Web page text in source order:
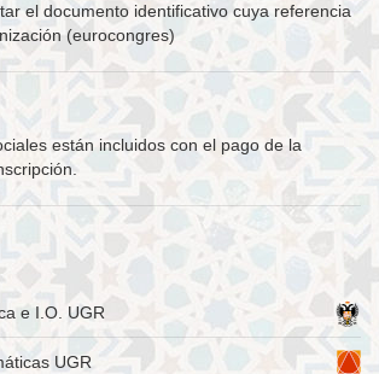
el documento identificativo cuya referencia
(eurocongres)
están incluidos con el pago de la
e I.O. UGR
UGR